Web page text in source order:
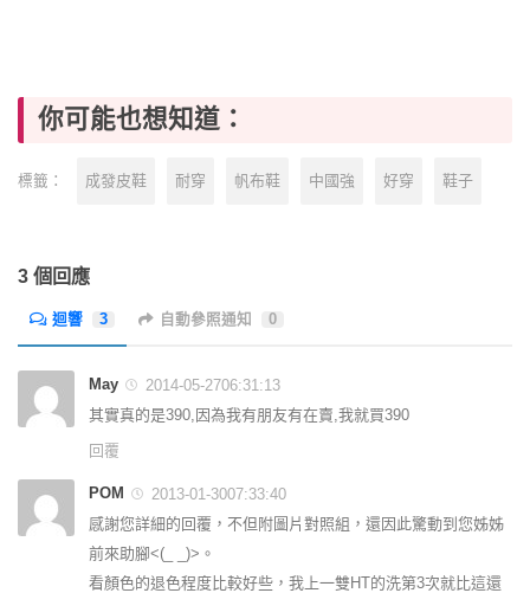
你可能也想知道：
標籤： 成發皮鞋 耐穿 帆布鞋 中國強 好穿 鞋子
3 個回應
迴響 3 自動參照通知 0
May
2014-05-2706:31:13
其實真的是390,因為我有朋友有在賣,我就買390
回覆
POM
2013-01-3007:33:40
感謝您詳細的回覆，不但附圖片對照組，還因此驚動到您姊姊
前來助腳<(_ _)>。
看顏色的退色程度比較好些，我上一雙HT的洗第3次就比這還